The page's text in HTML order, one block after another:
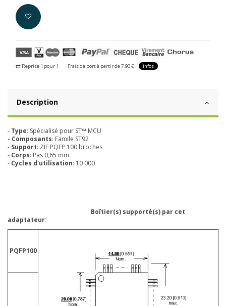
Reprise 1 pour 1 Frais de port à partir de 7.90 € infos
Description
- Type: Spécialisé pour ST™ MCU
- Composants: Famile ST92
- Support: ZIF PQFP 100 broches
- Corps: Pas 0,65 mm
- Cycles d'utilisation: 10 000
Boîtier(s) supporté(s) par cet
adaptateur:
PQFP100